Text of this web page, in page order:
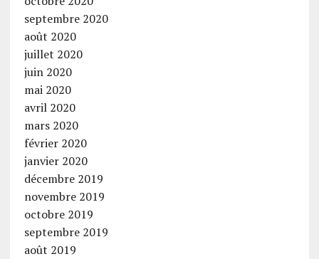
septembre 2020
août 2020
juillet 2020
juin 2020
mai 2020
avril 2020
mars 2020
février 2020
janvier 2020
décembre 2019
novembre 2019
octobre 2019
septembre 2019
août 2019